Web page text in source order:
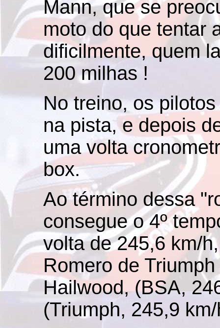
Mann, que se
moto do que tentar
dificilmente, quem
200 milhas !
No treino, os
na pista, e depois
uma volta
box.
Ao término dessa
consegue o 4º
volta de 245,6 km/
Romero de
Hailwood, (BSA,
(Triumph, 245,9